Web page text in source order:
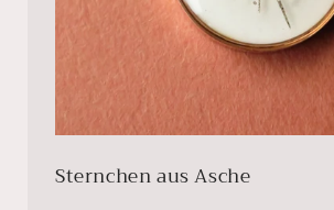
Sternchen aus Asche